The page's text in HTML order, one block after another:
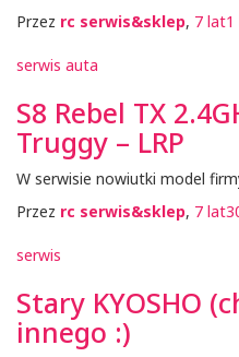
Przez rc serwis&sklep, 7 lat
serwis auta
S8 Rebel TX
Truggy – LRP
W serwisie nowiutki model
Przez rc serwis&sklep, 7 lat
serwis
Stary KYOSHO
innego :)